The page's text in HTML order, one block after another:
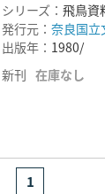
シリーズ： 飛鳥資
発行元： 奈良国立
出版年： 1980/
新刊 在庫なし
1